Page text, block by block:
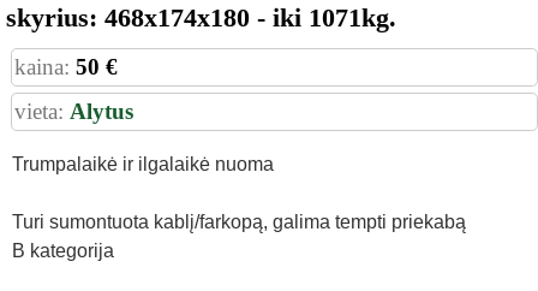
skyrius: 468x174x180 - iki 1071kg.
kaina: 50 €
vieta: Alytus
Trumpalaikė ir ilgalaikė nuoma
Turi sumontuota kablį/farkopą, galima tempti priekabą
B kategorija